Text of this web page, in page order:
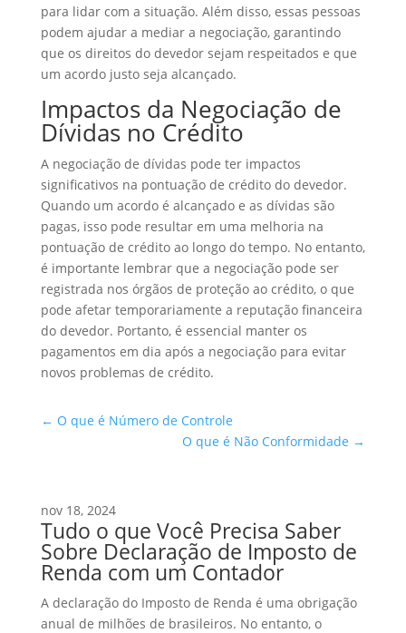
para lidar com a situação. Além disso, essas pessoas
podem ajudar a mediar a negociação, garantindo
que os direitos do devedor sejam respeitados e que
um acordo justo seja alcançado.
Impactos da Negociação de
Dívidas no Crédito
A negociação de dívidas pode ter impactos
significativos na pontuação de crédito do devedor.
Quando um acordo é alcançado e as dívidas são
pagas, isso pode resultar em uma melhoria na
pontuação de crédito ao longo do tempo. No entanto,
é importante lembrar que a negociação pode ser
registrada nos órgãos de proteção ao crédito, o que
pode afetar temporariamente a reputação financeira
do devedor. Portanto, é essencial manter os
pagamentos em dia após a negociação para evitar
novos problemas de crédito.
← O que é Número de Controle
O que é Não Conformidade →
nov 18, 2024
Tudo o que Você Precisa Saber
Sobre Declaração de Imposto de
Renda com um Contador
A declaração do Imposto de Renda é uma obrigação
anual de milhões de brasileiros. No entanto, o